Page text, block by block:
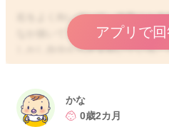
右をよく向いていて、体勢ごと
なか抜いてくれないのですね。
しかし自分から左を向いている
まってしまっているということ
授乳クッションの上に頭を乗せて
バスタオルを入れ込んでいただく
アプリで
かな
0歳2カ月